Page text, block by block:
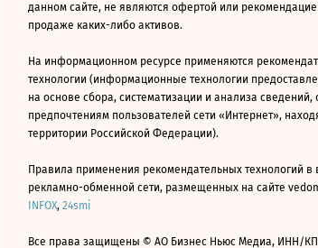
данном сайте, не являются офертой или
продаже каких-либо активов.
На информационном ресурсе применяются
технологии (информационные технологии
на основе сбора, систематизации и анализа сведений,
предпочтениям пользователей сети «Интернет»,
территории Российской Федерации).
Правила применения рекомендательных технологий в
рекламно-обменной сети, размещенных на сайте
INFOX, 24smi
Все права защищены © АО Бизнес Ньюс Медиа, ИНН/